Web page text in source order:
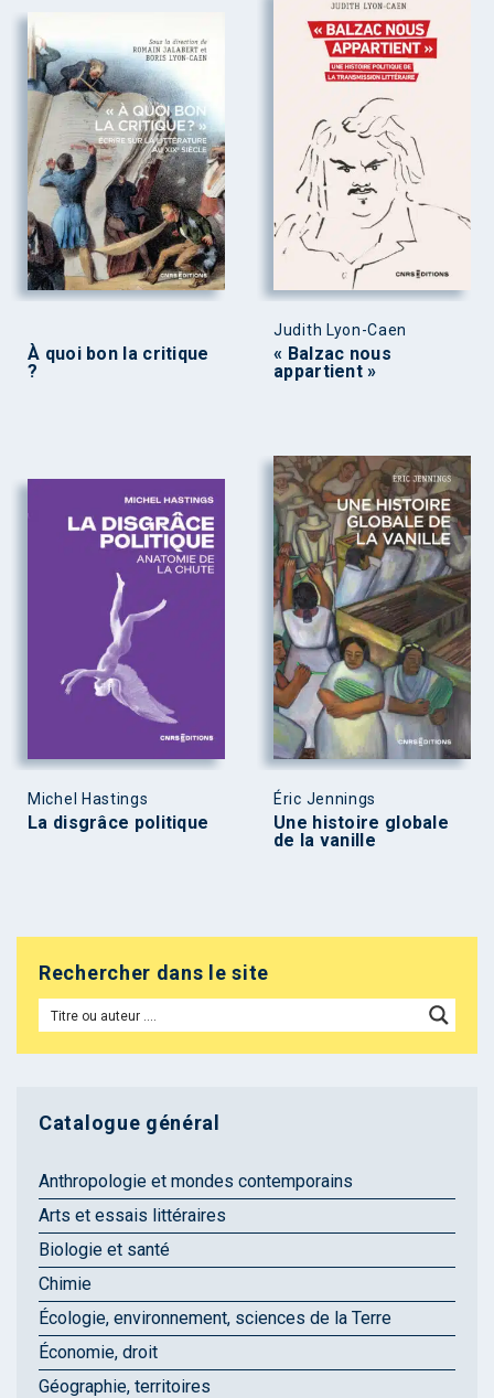
À quoi bon la critique
?
Judith Lyon-Caen
« Balzac nous
appartient »
Michel Hastings
La disgrâce politique
Éric Jennings
Une histoire globale
de la vanille
Rechercher dans le site
Catalogue général
Anthropologie et mondes contemporains
Arts et essais littéraires
Biologie et santé
Chimie
Écologie, environnement, sciences de la Terre
Économie, droit
Géographie, territoires